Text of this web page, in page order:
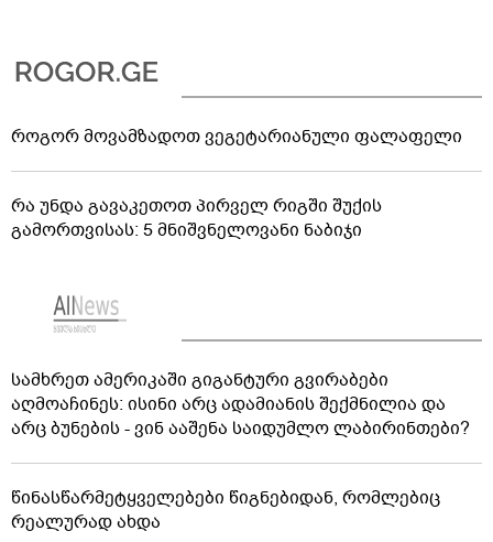
როგორ მოვამზადოთ ვეგეტარიანული ფალაფელი
რა უნდა გავაკეთოთ პირველ რიგში შუქის
გამორთვისას: 5 მნიშვნელოვანი ნაბიჯი
სამხრეთ ამერიკაში გიგანტური გვირაბები
აღმოაჩინეს: ისინი არც ადამიანის შექმნილია და
არც ბუნების - ვინ ააშენა საიდუმლო ლაბირინთები?
წინასწარმეტყველებები წიგნებიდან, რომლებიც
რეალურად ახდა